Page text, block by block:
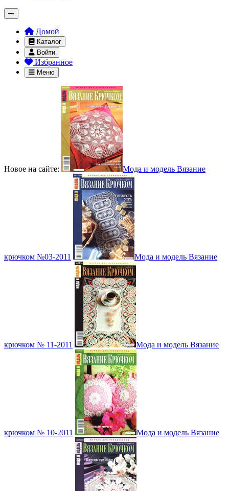
Домой
Каталог
Войти
Избранное
Меню
Новое на сайте: Мода и модель Вязание
крючком №03-2011 Мода и модель Вязание
крючком № 11-2011 Мода и модель Вязание
крючком № 10-2011 Мода и модель Вязание